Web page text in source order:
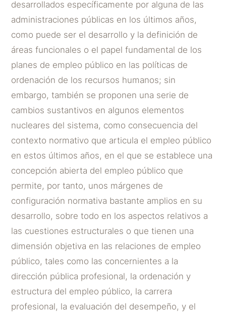
desarrollados específicamente por alguna de las
administraciones públicas en los últimos años,
como puede ser el desarrollo y la definición de
áreas funcionales o el papel fundamental de los
planes de empleo público en las políticas de
ordenación de los recursos humanos; sin
embargo, también se proponen una serie de
cambios sustantivos en algunos elementos
nucleares del sistema, como consecuencia del
contexto normativo que articula el empleo público
en estos últimos años, en el que se establece una
concepción abierta del empleo público que
permite, por tanto, unos márgenes de
configuración normativa bastante amplios en su
desarrollo, sobre todo en los aspectos relativos a
las cuestiones estructurales o que tienen una
dimensión objetiva en las relaciones de empleo
público, tales como las concernientes a la
dirección pública profesional, la ordenación y
estructura del empleo público, la carrera
profesional, la evaluación del desempeño, y el